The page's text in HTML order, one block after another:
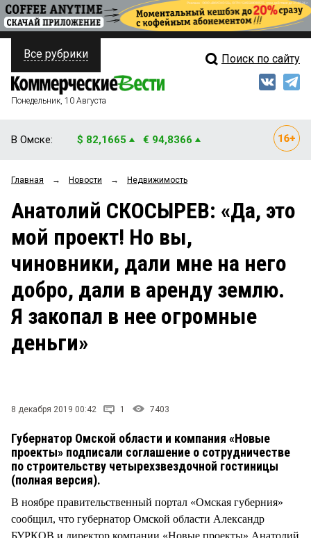
ПОЛИТИКА
ФИНАНСЫ
ОБЩЕСТВО
ЗАКОН
НОВОСТИ КОМПАНИЙ
ПРОИСШЕСТВИЯ
СТИЛЬ ЖИЗНИ
Свежий выпуск
Мнения
Рейтинги
Блоги
Архив
Все рубрики Поиск по сайту
Понедельник, 10 Августа
В Омске: $ 82,1665 € 94,8366
Главная → Новости → Недвижимость
Анатолий СКОСЫРЕВ: «Да, это
мой проект! Но вы,
чиновники, дали мне на него
добро, дали в аренду землю.
Я закопал в нее огромные
деньги»
8 декабря 2019 00:42 1 7403
Губернатор Омской области и компания «Новые
проекты» подписали соглашение о сотрудничестве
по строительству четырехзвездочной гостиницы
(полная версия).
В ноябре правительственный портал «Омская губерния»
сообщил, что губернатор Омской области Александр
БУРКОВ и директор компании «Новые проекты» Анатолий